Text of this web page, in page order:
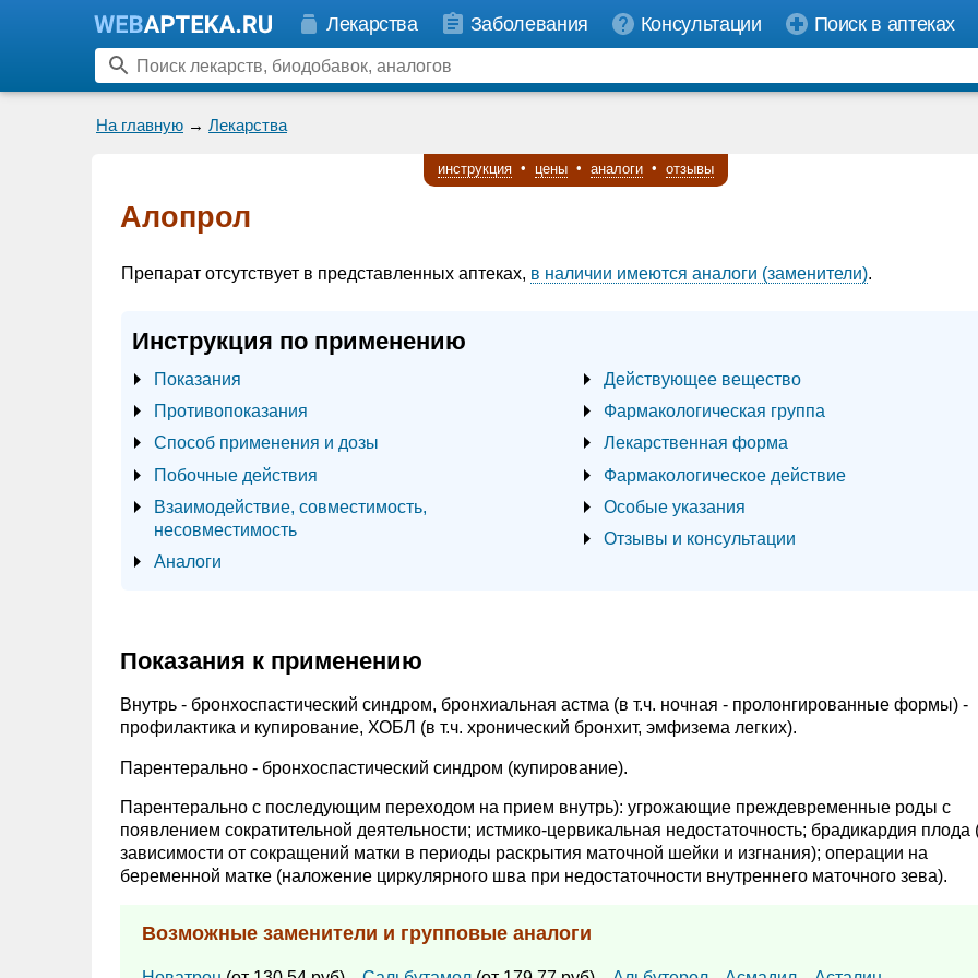
Лекарства Заболевания Консультации Поиск в аптеках
На главную → Лекарства
инструкция • цены • аналоги • отзывы
Алопрол
Препарат отсутствует в представленных аптеках, в наличии имеются аналоги (заменители).
Инструкция по применению
Показания
Противопоказания
Способ применения и дозы
Побочные действия
Взаимодействие, совместимость,
несовместимость
Аналоги
Действующее вещество
Фармакологическая группа
Лекарственная форма
Фармакологическое действие
Особые указания
Отзывы и консультации
Показания к применению
Внутрь - бронхоспастический синдром, бронхиальная астма (в т.ч. ночная - пролонгированные формы) -
профилактика и купирование, ХОБЛ (в т.ч. хронический бронхит, эмфизема легких).
Парентерально - бронхоспастический синдром (купирование).
Парентерально с последующим переходом на прием внутрь): угрожающие преждевременные роды с
появлением сократительной деятельности; истмико-цервикальная недостаточность; брадикардия плода
зависимости от сокращений матки в периоды раскрытия маточной шейки и изгнания); операции на
беременной матке (наложение циркулярного шва при недостаточности внутреннего маточного зева).
Возможные заменители и групповые аналоги